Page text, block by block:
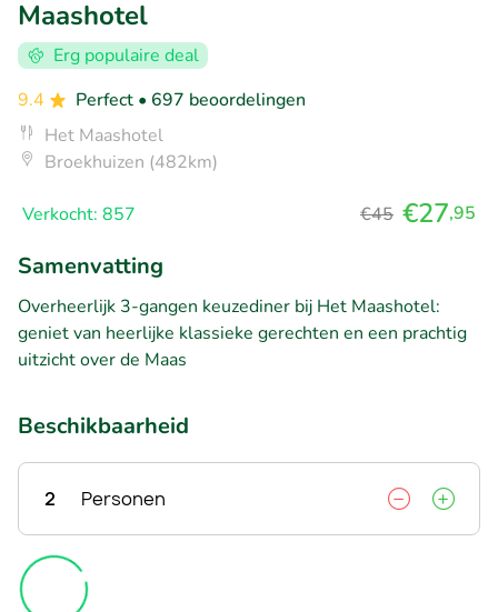
Maashotel
Erg populaire deal
9.4
Perfect • 697 beoordelingen
Het Maashotel
Broekhuizen (482km)
Verkocht: 857 €45 €27,95
Samenvatting
Overheerlijk 3-gangen keuzediner bij Het Maashotel:
geniet van heerlijke klassieke gerechten en een prachtig
uitzicht over de Maas
Beschikbaarheid
2 Personen